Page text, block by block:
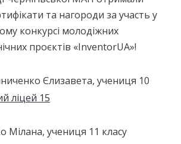
та нагороди за участь у
конкурсі молодіжних
проєктів «InventorUA»!
Єлизавета, учениця 10
ліцей 15
Мілана, учениця 11 класу